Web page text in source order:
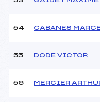
54 CABANES
55 DODE VICTOR
56 MERCIER